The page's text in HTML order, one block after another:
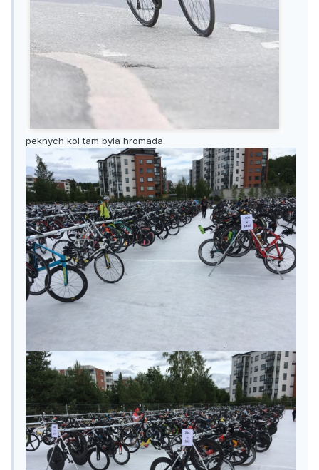
peknych kol tam byla hromada